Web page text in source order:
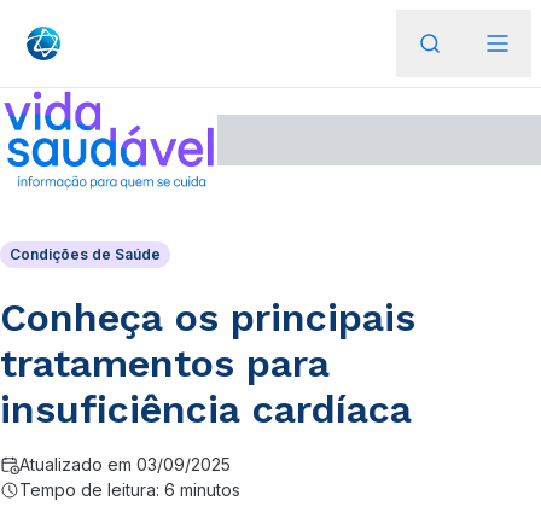
Condições de Saúde
Conheça os principais
tratamentos para
insuficiência cardíaca
Atualizado em 03/09/2025
Tempo de leitura: 6 minutos